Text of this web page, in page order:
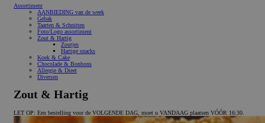
Assortiment
AANBIEDING van de week
Gebak
Taarten & Schnitten
Foto/Logo assortiment
Zout & Hartig
Zoutjes
Hartige snacks
Koek & Cake
Chocolade & Bonbons
Allergie & Dieet
Diversen
Zout & Hartig
LET OP: Een bestelling voor de VOLGENDE DAG, moet u VANDAAG plaatsen VÓÓR 16:30.